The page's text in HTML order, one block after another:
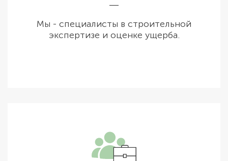
Мы - специалисты в строительной
экспертизе и оценке ущерба.